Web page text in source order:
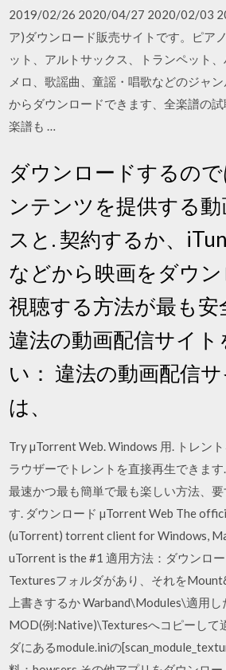
2019/02/26 2020/04/27 2020/02/03
ア)ダウンロード販売サイトです。ピア
ット、アルトサックス、トランペット
メロ、歌謡曲、童謡・唱歌などのジャ
からダウンロードできます、全楽譜の
楽譜も …
ダウンロードするの
ンテンツを提供する
スと. 契約するか、
などから映画をダウ
視聴する方法が最も安
違法の動画配信サイト
い： 違法の動画配信サ
は、
Try µTorrent Web. Windows 用. トレン
ラウザーでトレントを直接再生できま
最速かつ最も簡単で最も楽しい方法、
す. ダウンロード µTorrent Web The
(uTorrent) torrent client for Windows,
uTorrent is the #1 適用方法：ダウンロ
Texturesフォルダがあり、それを
上書きするか Warband\Modules\適用し
MOD(例:Native)\Texturesへコピーして
ダにあるmodule.iniの